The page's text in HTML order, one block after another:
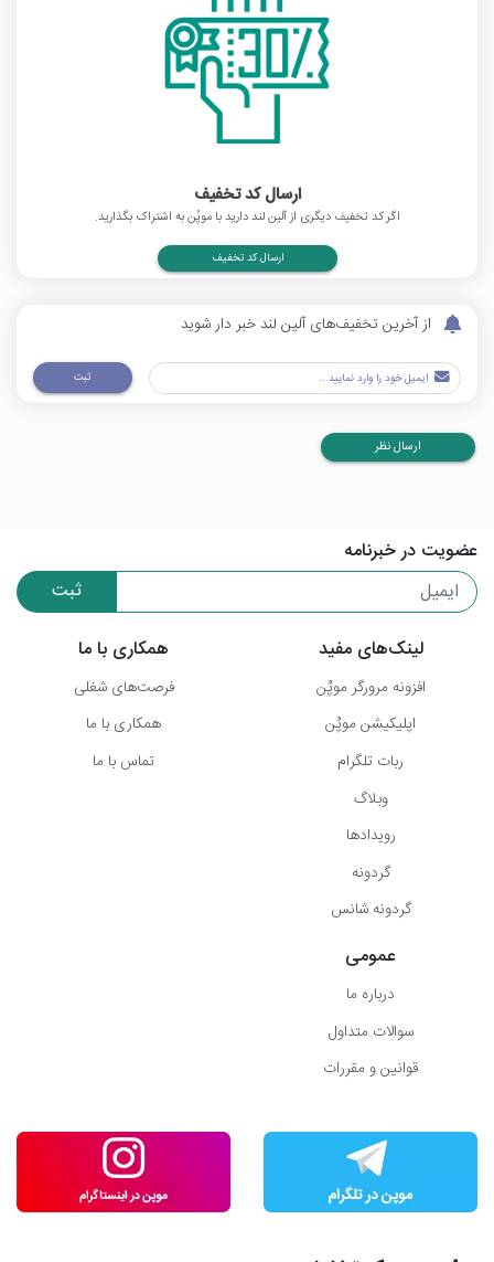
ارسال کد تخفیف
اگر کد تخفیف دیگری از آلین لند دارید با موپُن به اشتراک بگذارید.
ارسال کد تخفیف
از آخرین تخفیف‌های آلین لند خبر دار شوید
ثبت
ارسال نظر
عضویت در خبرنامه
ثبت
لینک‌های مفید
افزونه مرورگر موپُن
اپلیکیشن موپُن
ربات تلگرام
وبلاگ
رویدادها
گردونه
گردونه شانس
همکاری با ما
فرصت‌های شغلی
همکاری با ما
تماس با ما
عمومی
درباره ما
سوالات متداول
قوانین و مقررات